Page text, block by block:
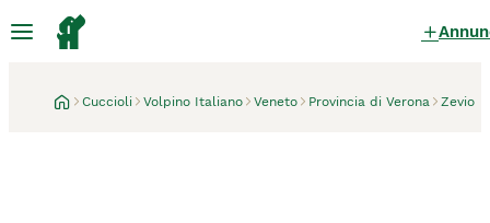
Cuccioli Volpino Italiano Veneto Provincia di Verona Zevio